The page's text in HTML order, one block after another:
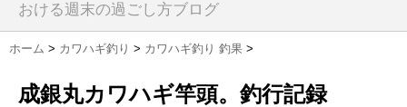
おける週末の過ごし方ブログ
ホーム > カワハギ釣り > カワハギ釣り 釣果 >
成銀丸カワハギ竿頭。釣行記録